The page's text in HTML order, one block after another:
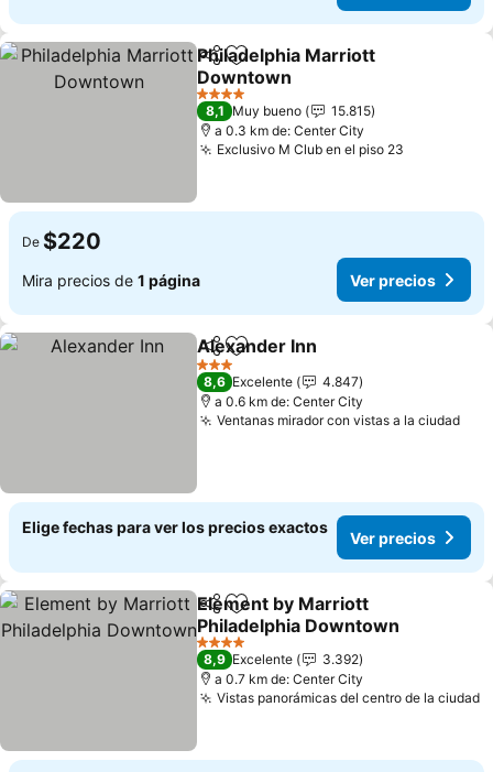
CompartirAgregar a favoritos
Philadelphia Marriott
Downtown
Ver precios
4 Estrellas
8,1 Muy bueno
15.815
a 0.3 km de: Center City
Exclusivo M Club en el piso 23
De $220
Mira precios de 1 página Ver precios
CompartirAgregar a favoritos
Alexander Inn
3 Estrellas
8,6 Excelente
4.847
a 0.6 km de: Center City
Ventanas mirador con vistas a la ciudadVer
Elige fechas para ver los precios exactos
Ver precios
CompartirAgregar a favoritos
Element by Marriott
Philadelphia Downtown
Ver precios
4 Estrellas
8,9 Excelente
3.392
a 0.7 km de: Center City
Vistas panorámicas del centro de la ciudad